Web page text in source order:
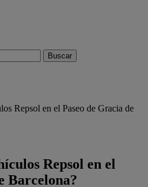
Repsol en el Paseo de Gracia de
Repsol en el
Barcelona?